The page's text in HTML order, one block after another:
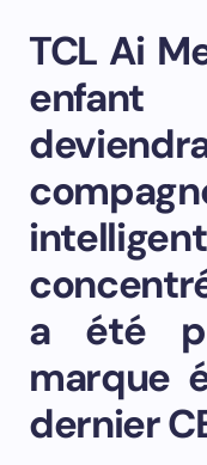
TCL Ai
enfant
a été
marque
dernier